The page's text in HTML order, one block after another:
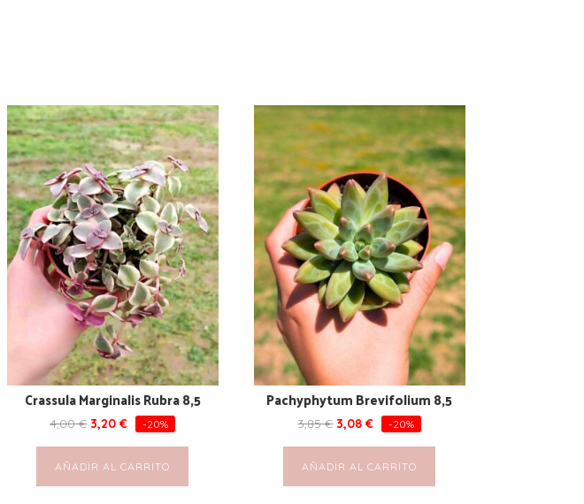
Crassula Marginalis Rubra 8,5
4,00€ 3,20€ -20%
AÑADIR AL CARRITO
Pachyphytum Brevifolium 8,5
3,85€ 3,08€ -20%
AÑADIR AL CARRITO